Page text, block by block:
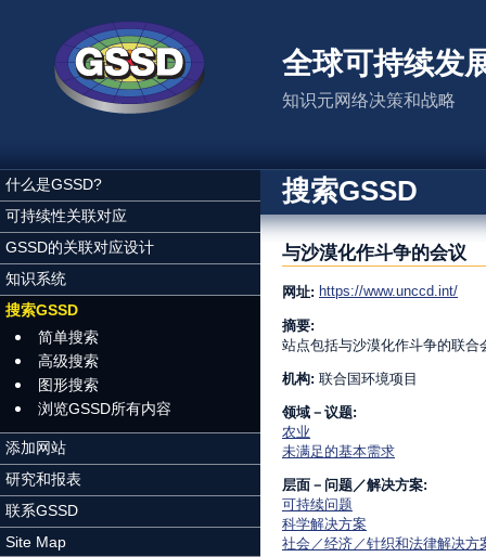
全球可持续发
知识元网络决策和战略
什么是GSSD?
可持续性关联对应
GSSD的关联对应设计
知识系统
搜索GSSD
简单搜索
高级搜索
图形搜索
浏览GSSD所有内容
添加网站
研究和报表
联系GSSD
Site Map
搜索GSSD
与沙漠化作斗争的会议
网址: https://www.unccd.int/
摘要:
站点包括与沙漠化作斗争的联
机构: 联合国环境项目
领域－议题:
农业
未满足的基本需求
层面－问题／解决方案:
可持续问题
科学解决方案
社会／经济／针织和法律解决方